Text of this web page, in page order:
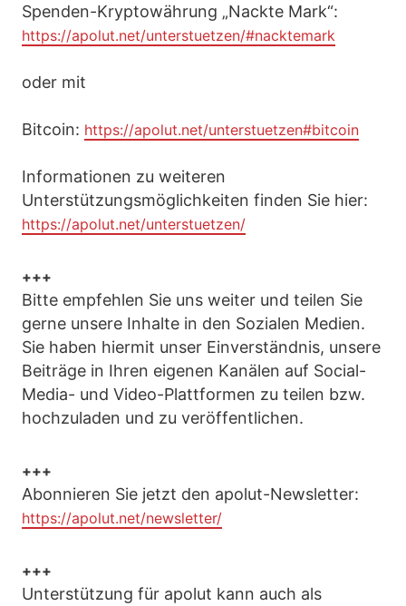
Spenden-Kryptowährung „Nackte Mark“:
https://apolut.net/unterstuetzen/#nacktemark
oder mit
Bitcoin: https://apolut.net/unterstuetzen#bitcoin
Informationen zu weiteren
Unterstützungsmöglichkeiten finden Sie hier:
https://apolut.net/unterstuetzen/
+++
Bitte empfehlen Sie uns weiter und teilen Sie
gerne unsere Inhalte in den Sozialen Medien.
Sie haben hiermit unser Einverständnis, unsere
Beiträge in Ihren eigenen Kanälen auf Social-
Media- und Video-Plattformen zu teilen bzw.
hochzuladen und zu veröffentlichen.
+++
Abonnieren Sie jetzt den apolut-Newsletter:
https://apolut.net/newsletter/
+++
Unterstützung für apolut kann auch als